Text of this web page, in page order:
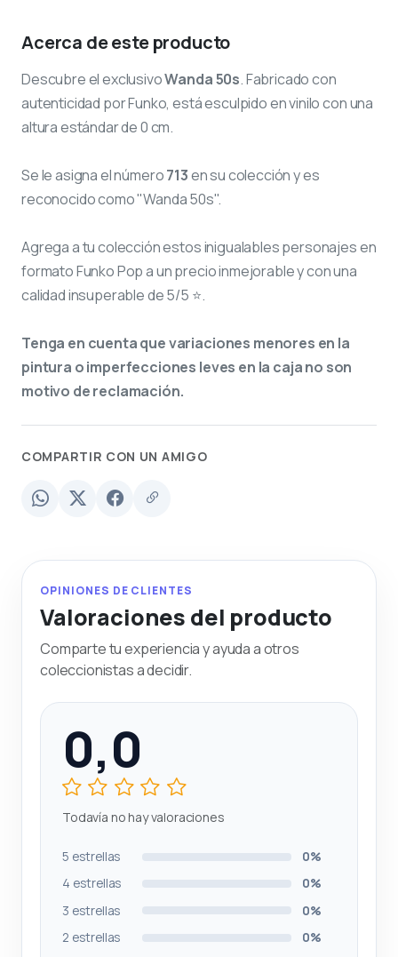
Acerca de este producto
Descubre el exclusivoWanda 50s. Fabricado con
autenticidad por Funko, está esculpido en vinilo con una
altura estándar de 0 cm.
Se le asigna el número713en su colección y es
reconocido como "Wanda 50s".
Agrega a tu colección estos inigualables personajes en
formato Funko Pop a un precio inmejorable y con una
calidad insuperable de 5/5 ⭐.
Tenga en cuenta que variaciones menores en la
pintura o imperfecciones leves en la caja no son
motivo de reclamación.
COMPARTIR CON UN AMIGO
OPINIONES DE CLIENTES
Valoraciones del producto
Comparte tu experiencia y ayuda a otros
coleccionistas a decidir.
0,0
Todavía no hay valoraciones
5 estrellas
0%
4 estrellas
0%
3 estrellas
0%
2 estrellas
0%